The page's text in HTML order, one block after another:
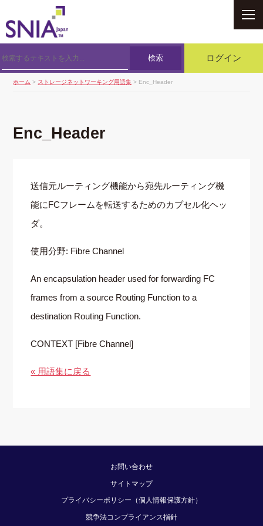
検索 ログイン
ホーム > ストレージネットワーキング用語集 > Enc_Header
Enc_Header
送信元ルーティング機能から宛先ルーティング機
能にFCフレームを転送するためのカプセル化ヘッ
ダ。
使用分野: Fibre Channel
An encapsulation header used for forwarding FC
frames from a source Routing Function to a
destination Routing Function.
CONTEXT [Fibre Channel]
« 用語集に戻る
お問い合わせ
サイトマップ
プライバシーポリシー（個人情報保護方針）
競争法コンプライアンス指針